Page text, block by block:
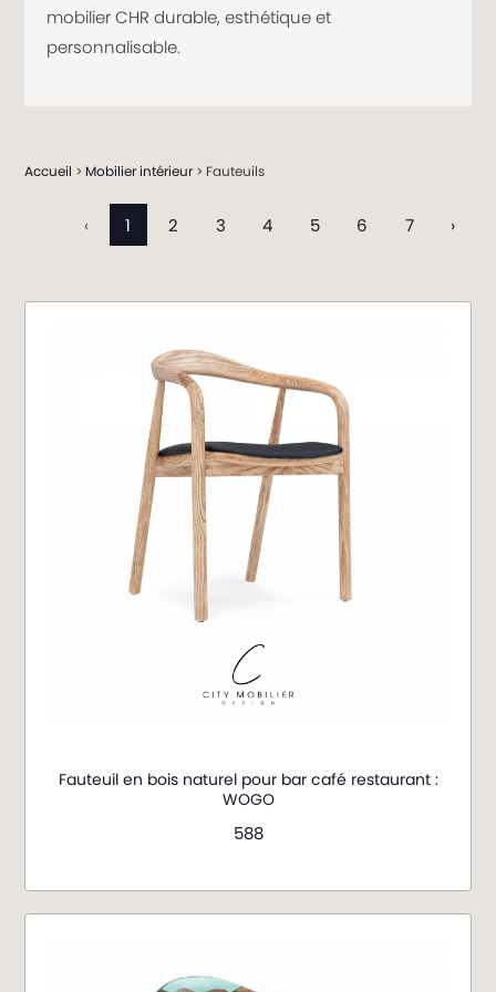
mobilier CHR durable, esthétique et
personnalisable.
Accueil > Mobilier intérieur > Fauteuils
‹ 1 2 3 4 5 6 7 ›
Fauteuil en bois naturel pour bar café restaurant :
WOGO
588